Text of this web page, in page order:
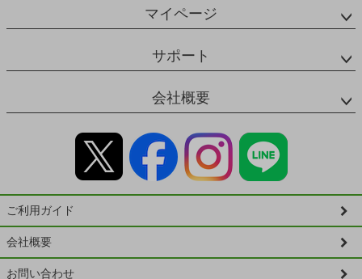
マイページ
サポート
会社概要
ご利用ガイド
会社概要
お問い合わせ